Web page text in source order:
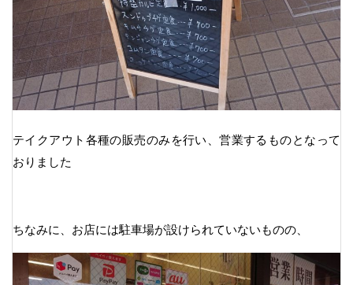
テイクアウト各種の販売のみを行い、営業するものとなって
おりました
ちなみに、お店には駐車場が設けられていないものの、